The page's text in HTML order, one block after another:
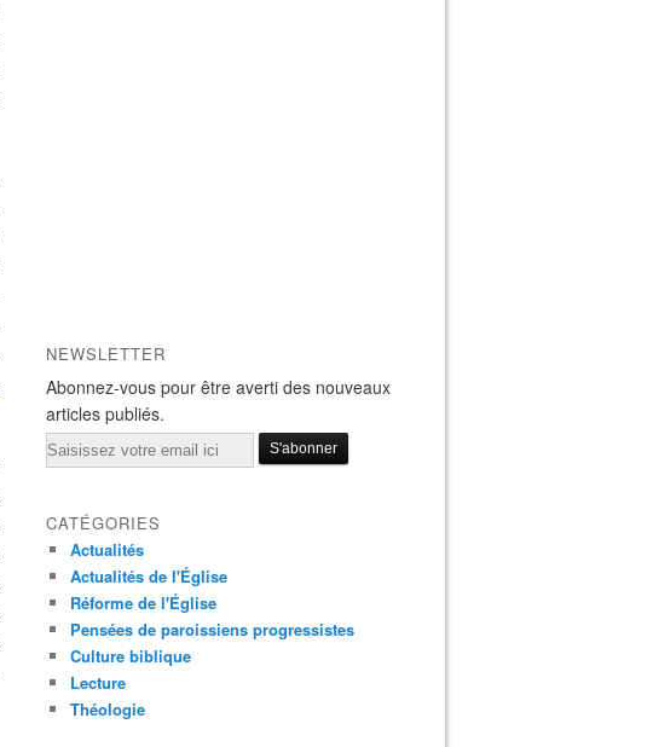
NEWSLETTER
Abonnez-vous pour être averti des nouveaux
articles publiés.
Email
CATÉGORIES
Actualités
Actualités de l'Église
Réforme de l'Église
Pensées de paroissiens progressistes
Culture biblique
Lecture
Théologie